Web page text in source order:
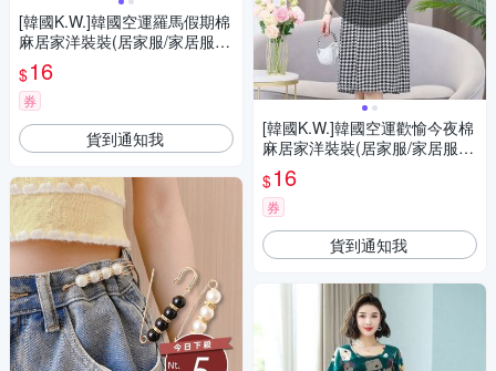
[韓國K.W.]韓國空運羅馬假期棉
麻居家洋裝裝(居家服/家居服/
睡衣/睡裙/涼感睡衣)棕色楓葉
$16
券
貨到通知我
[韓國K.W.]韓國空運歡愉今夜棉
麻居家洋裝裝(居家服/家居服/
睡衣/睡裙/涼感睡衣)千鳥格
$16
券
貨到通知我